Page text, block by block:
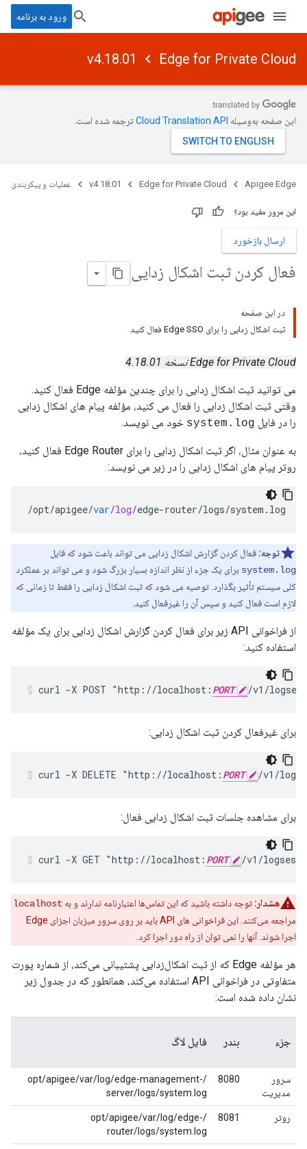
ورود به برنامه
Edge for Private Cloud
v4.18.01
این صفحه به‌وسیله ترجمه شده است.
Apigee Edge
Edge for Private Cloud
v4.18.01 عملیات و پیکربندی
این مرور مفید بود؟
ارسال بازخورد
فعال کردن ثبت اشکال زدایی
در این صفحه
ثبت اشکال زدایی را برای Edge SSO فعال کنید
Edge for Private Cloud نسخه 4.18.01
می توانید ثبت اشکال زدایی را برای چندین مؤلفه Edge فعال کنید.
وقتی ثبت اشکال زدایی را فعال می کنید، مؤلفه پیام های اشکال زدایی
را در فایل system.log خود می نویسد.
به عنوان مثال، اگر ثبت اشکال زدایی را برای Edge Router فعال کنید،
روتر پیام های اشکال زدایی را در زیر می نویسد:
/opt/apigee/var/log/edge-router/logs/system . log
توجه: فعال کردن گزارش اشکال زدایی می تواند باعث شود که فایل
system.log برای یک جزء از نظر اندازه بسیار بزرگ شود و می تواند بر عملکرد
کلی سیستم تأثیر بگذارد. توصیه می شود که ثبت اشکال زدایی را فقط تا زمانی که
لازم است فعال کنید و سپس آن را غیرفعال کنید.
از فراخوانی API زیر برای فعال کردن گزارش اشکال زدایی برای یک مؤلفه
استفاده کنید:
curl -X POST "http://localhost: PORT /v1/
برای غیرفعال کردن ثبت اشکال زدایی:
curl -X DELETE "http://localhost: PORT /v1/
برای مشاهده جلسات ثبت اشکال زدایی فعال:
curl -X GET "http://localhost: PORT /v1/
هشدار: توجه داشته باشید که این تماس‌ها اعتبارنامه ندارند و به localhost
مراجعه می‌کنند. این فراخوانی های API باید بر روی سرور میزبان اجزای Edge
اجرا شوند. آنها را نمی توان از راه دور اجرا کرد.
هر مؤلفه Edge که از ثبت اشکال‌زدایی پشتیبانی می‌کند، از شماره پورت
متفاوتی در فراخوانی API استفاده می‌کند، همانطور که در جدول زیر
نشان داده شده است:
جزء بندر فایل لاگ
سرور
مدیریت
8080
/opt/apigee/var/log/edge-management-
server/logs/system.log
روتر 8081
/opt/apigee/var/log/edge-
router/logs/system.log